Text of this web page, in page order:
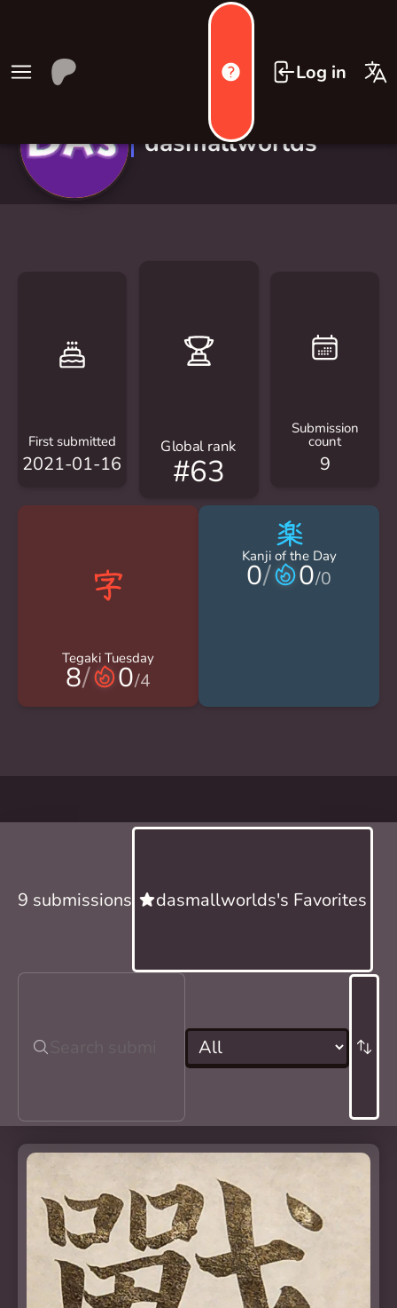
Log in
dasmallworlds
First submitted
2021-01-16
Global rank
#63
Submission
count
9
Tegaki Tuesday
8/ 0/4
楽
Kanji of the Day
0/ 0/0
9 submissions dasmallworlds's Favorites